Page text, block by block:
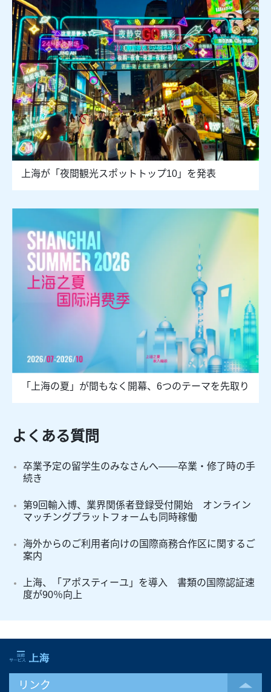
上海が「夜間観光スポットトップ10」を発表
「上海の夏」が間もなく開幕、6つのテーマを先取り
よくある質問
卒業予定の留学生のみなさんへ――卒業・修了時の手
続き
第9回輸入博、業界関係者登録受付開始 オンライン
マッチングプラットフォームも同時稼働
海外からのご利用者向けの国際商務合作区に関するご
案内
上海、「アポスティーユ」を導入 書類の国際認証速
度が90％向上
リンク